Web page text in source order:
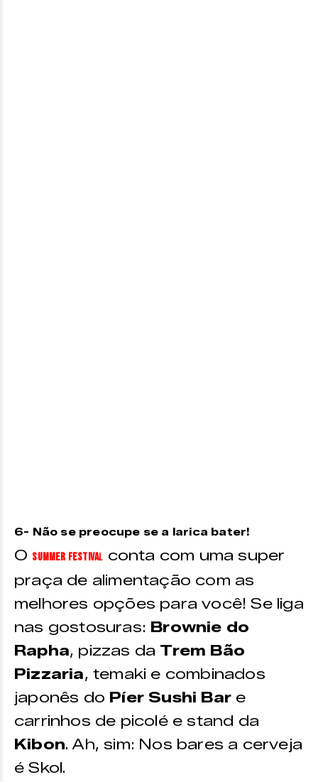
6- Não se preocupe se a larica bater!
O Summer Festival conta com uma super
praça de alimentação com as
melhores opções para você! Se liga
nas gostosuras: Brownie do
Rapha, pizzas da Trem Bão
Pizzaria, temaki e combinados
japonês do Píer Sushi Bar e
carrinhos de picolé e stand da
Kibon. Ah, sim: Nos bares a cerveja
é Skol.